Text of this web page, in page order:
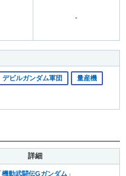
-
デビルガンダム軍団 量産機
詳細
機動武闘伝Gガンダム 」